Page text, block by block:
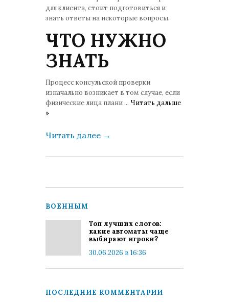
для клиента, стоит подготовиться и
знать ответы на некоторые вопросы.
ЧТО НУЖНО
ЗНАТЬ
Процесс консульской проверки
изначально возникает в том случае, если
физические лица плани ... Читать дальше
»
Читать далее →
ВОЕННЫМ
Топ лучших слотов:
какие автоматы чаще
выбирают игроки?
30.06.2026 в 16:36
ПОСЛЕДНИЕ КОММЕНТАРИИ